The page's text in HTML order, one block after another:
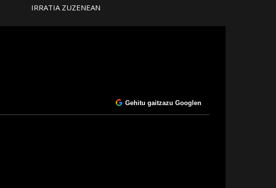
IRRATIA ZUZENEAN
Gehitu gaitzazu Googlen